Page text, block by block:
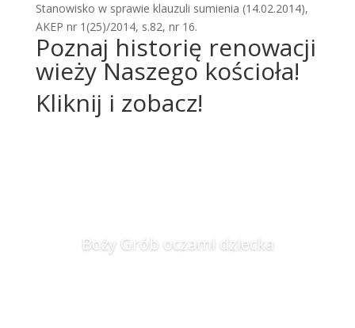
Stanowisko w sprawie klauzuli sumienia (14.02.2014),
AKEP nr 1(25)/2014, s.82, nr 16.
Poznaj historię renowacji
wieży Naszego kościoła!
Kliknij i zobacz!
Boży Grób oczami dziecka